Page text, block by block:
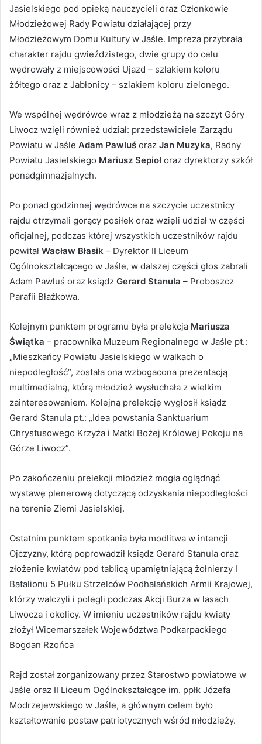
Jasielskiego pod opieką nauczycieli oraz Członkowie
Młodzieżowej Rady Powiatu działającej przy
Młodzieżowym Domu Kultury w Jaśle. Impreza przybrała
charakter rajdu gwieździstego, dwie grupy do celu
wędrowały z miejscowości Ujazd – szlakiem koloru
żółtego oraz z Jabłonicy – szlakiem koloru zielonego.
We wspólnej wędrówce wraz z młodzieżą na szczyt Góry
Liwocz wzięli również udział: przedstawiciele Zarządu
Powiatu w Jaśle Adam Pawluś oraz Jan Muzyka, Radny
Powiatu Jasielskiego Mariusz Sepioł oraz dyrektorzy szkół
ponadgimnazjalnych.
Po ponad godzinnej wędrówce na szczycie uczestnicy
rajdu otrzymali gorący posiłek oraz wzięli udział w części
oficjalnej, podczas której wszystkich uczestników rajdu
powitał Wacław Błasik – Dyrektor II Liceum
Ogólnokształcącego w Jaśle, w dalszej części głos zabrali
Adam Pawluś oraz ksiądz Gerard Stanula – Proboszcz
Parafii Błażkowa.
Kolejnym punktem programu była prelekcja Mariusza
Świątka – pracownika Muzeum Regionalnego w Jaśle pt.:
„Mieszkańcy Powiatu Jasielskiego w walkach o
niepodległość”, została ona wzbogacona prezentacją
multimedialną, którą młodzież wysłuchała z wielkim
zainteresowaniem. Kolejną prelekcję wygłosił ksiądz
Gerard Stanula pt.: „Idea powstania Sanktuarium
Chrystusowego Krzyża i Matki Bożej Królowej Pokoju na
Górze Liwocz”.
Po zakończeniu prelekcji młodzież mogła oglądnąć
wystawę plenerową dotyczącą odzyskania niepodległości
na terenie Ziemi Jasielskiej.
Ostatnim punktem spotkania była modlitwa w intencji
Ojczyzny, którą poprowadził ksiądz Gerard Stanula oraz
złożenie kwiatów pod tablicą upamiętniającą żołnierzy I
Batalionu 5 Pułku Strzelców Podhalańskich Armii Krajowej,
którzy walczyli i polegli podczas Akcji Burza w lasach
Liwocza i okolicy. W imieniu uczestników rajdu kwiaty
złożył Wicemarszałek Województwa Podkarpackiego
Bogdan Rzońca
Rajd został zorganizowany przez Starostwo powiatowe w
Jaśle oraz II Liceum Ogólnokształcące im. ppłk Józefa
Modrzejewskiego w Jaśle, a głównym celem było
kształtowanie postaw patriotycznych wśród młodzieży.